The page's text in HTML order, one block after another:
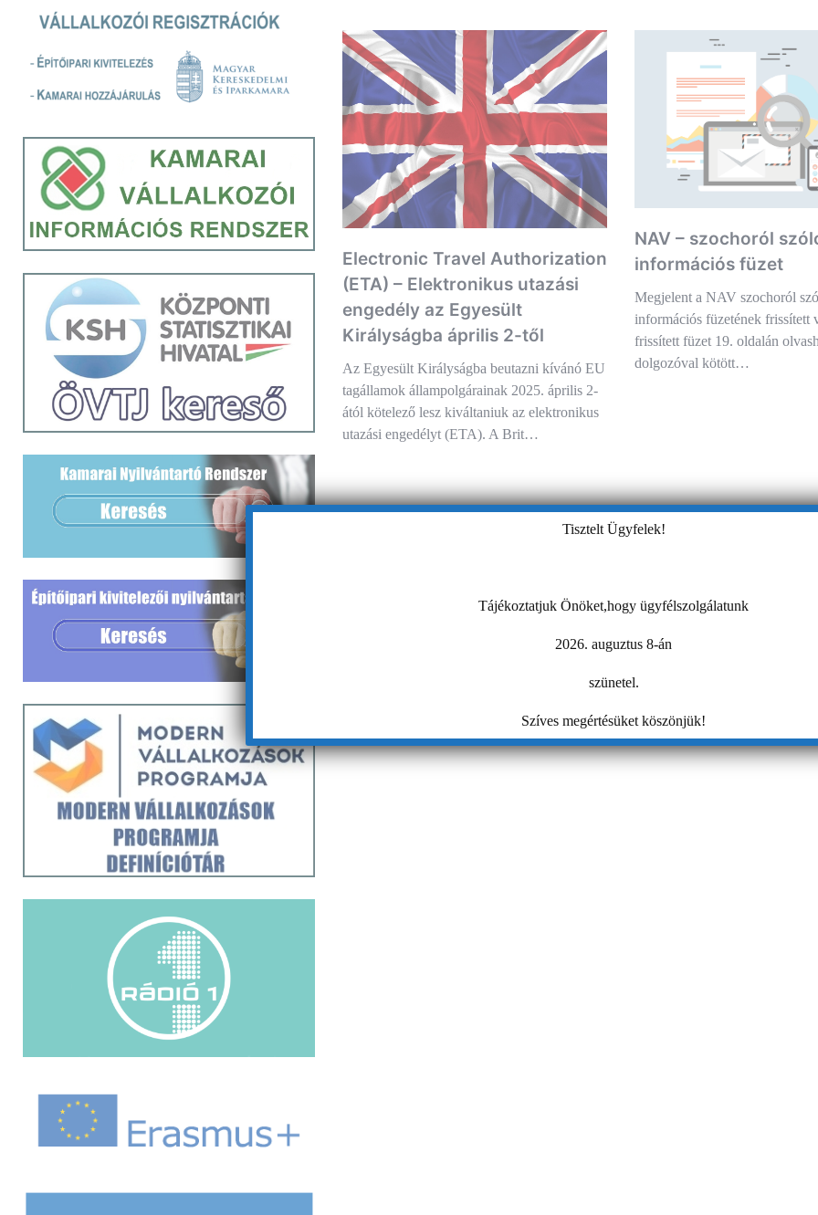
Electronic Travel Authorization
(ETA) – Elektronikus utazási
engedély az Egyesült
Királyságba április 2-től
Az Egyesült Királyságba beutazni kívánó EU
tagállamok állampolgárainak 2025. április 2-
ától kötelező lesz kiváltaniuk az elektronikus
utazási engedélyt (ETA). A Brit…
NAV – szochoról
információs füzet
Megjelent a NAV szochoról
információs füzetének frissített
frissített füzet 19. oldalán
dolgozóval kötött…
Tisztelt Ügyfelek!
Tájékoztatjuk Önöket,hogy ügyfélszolgálatunk
2026. auguztus 8-án
szünetel.
Szíves megértésüket köszönjük!